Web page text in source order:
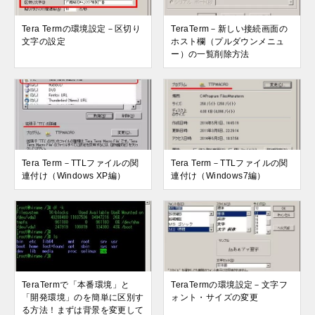
Tera Termの環境設定－区切り
文字の設定
TeraTerm－新しい接続画面の
ホスト欄（プルダウンメニュ
ー）の一覧削除方法
Tera Term－TTLファイルの関
連付け（Windows XP編）
Tera Term－TTLファイルの関
連付け（Windows7編）
TeraTermで「本番環境」と
「開発環境」のを簡単に区別す
る方法！まずは背景を変更して
TeraTermの環境設定－文字フ
ォント・サイズの変更